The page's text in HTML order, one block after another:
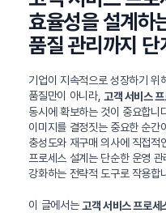
효율성을 설계하
품질 관리까지
기업이 지속적으로 성장하기 위
품질만이 아니라, 고객 서비스
동시에 확보하는 것이 중요합니
이미지를 결정짓는 중요한 순간
충성도와 재구매 의사에 직접적
프로세스 설계는 단순한 운영
강화하는 전략적 도구로 작용합
이 글에서는고객 서비스 프로세